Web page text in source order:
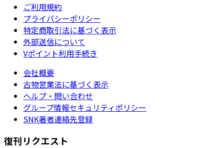
ご利用規約
プライバシーポリシー
特定商取引法に基づく表示
外部送信について
Vポイント利用手続き
会社概要
古物営業法に基づく表示
ヘルプ・問い合わせ
グループ情報セキュリティポリシー
SNK著者連絡先登録
復刊リクエスト